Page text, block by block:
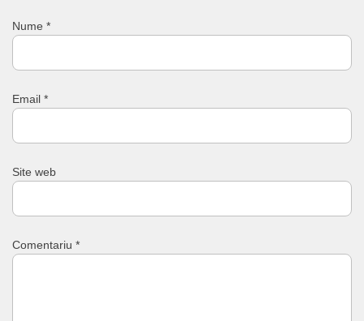
Nume *
Email *
Site web
Comentariu *